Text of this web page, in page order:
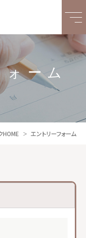
ーム
HOME エントリーフォーム